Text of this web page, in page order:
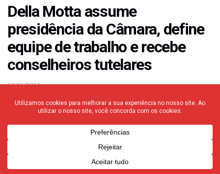
Della Motta assume
presidência da Câmara, define
equipe de trabalho e recebe
conselheiros tutelares
04/01/2024